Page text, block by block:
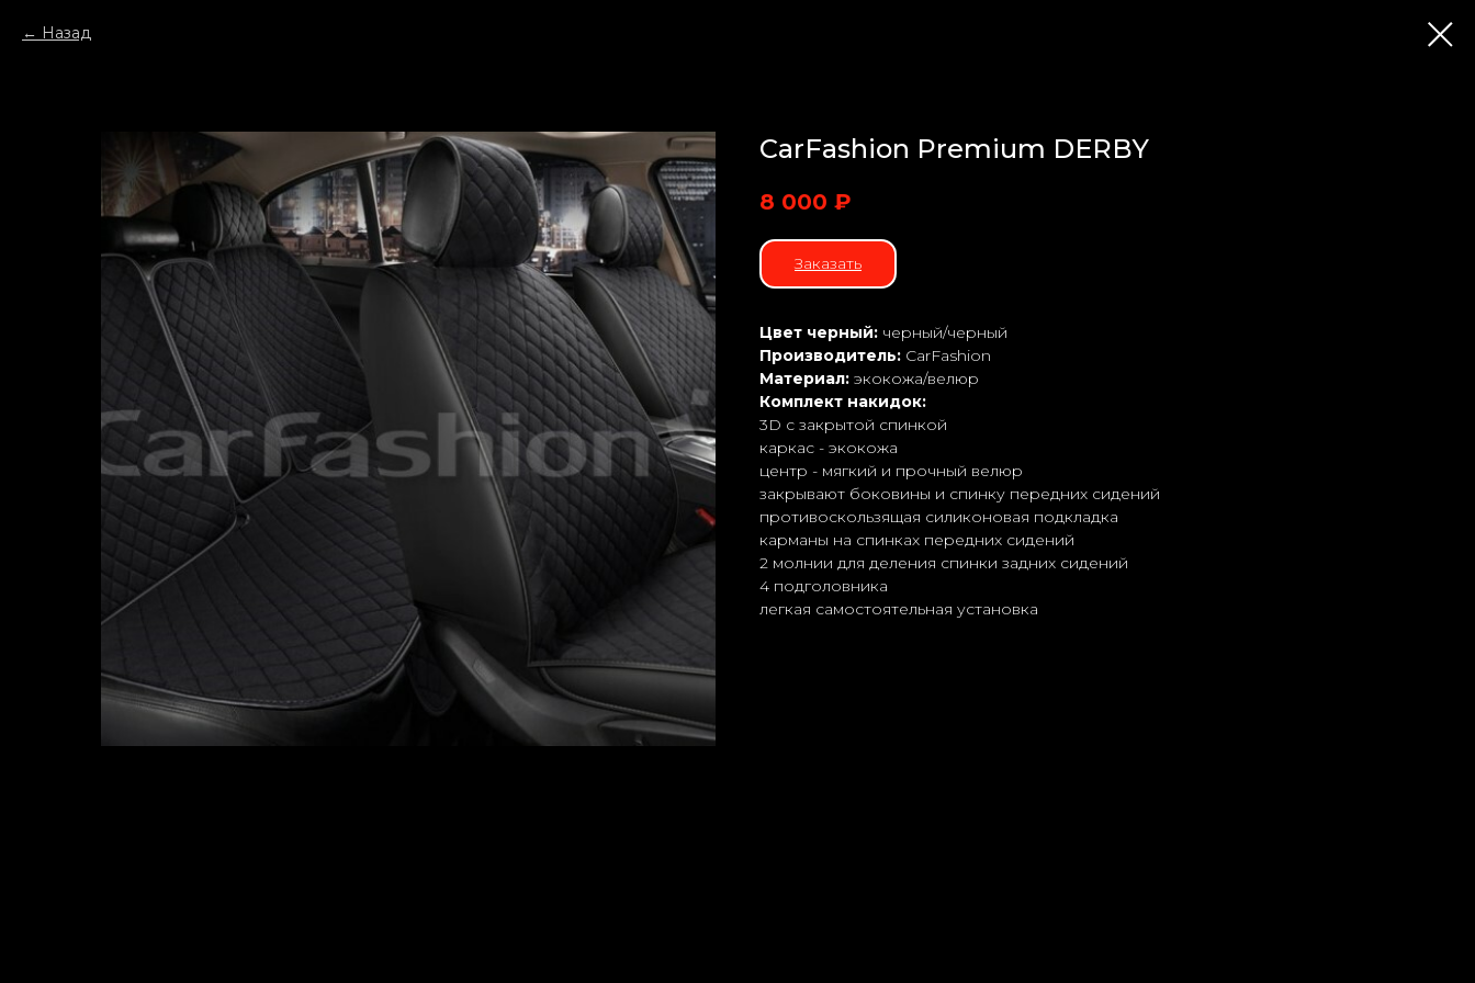
Назад
CarFashion Premium DERBY
8 000 ₽
Заказать
Цвет черный: черный/черный
Производитель: CarFashion
Материал: экокожа/велюр
Комплект накидок:
3D с закрытой спинкой
каркас - экокожа
центр - мягкий и прочный велюр
закрывают боковины и спинку передних сидений
противоскользящая силиконовая подкладка
карманы на спинках передних сидений
2 молнии для деления спинки задних сидений
4 подголовника
легкая самостоятельная установка